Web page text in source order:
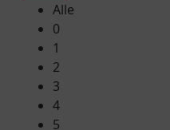
Alle
0
1
2
3
4
5